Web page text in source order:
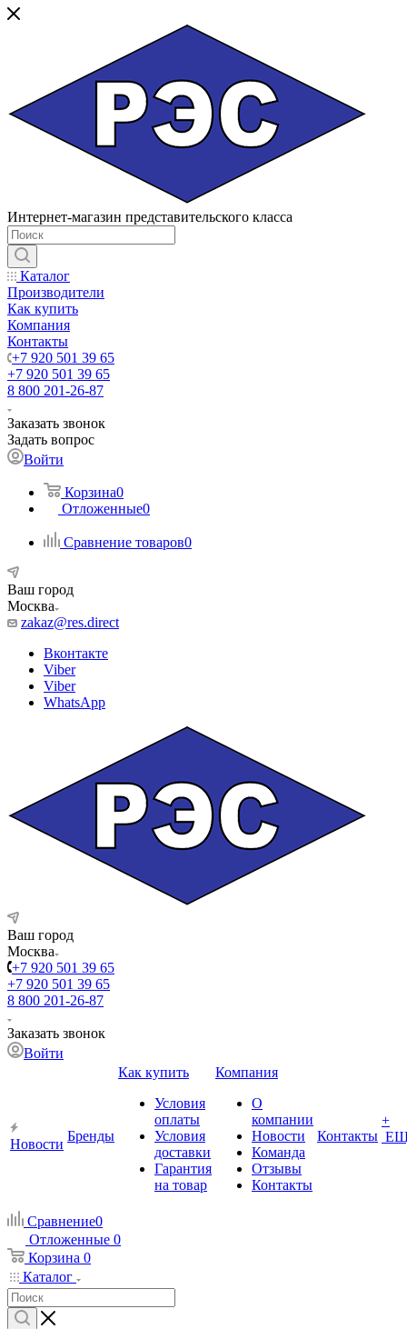
Интернет-магазин представительского класса
Каталог
Производители
Как купить
Компания
Контакты
+7 920 501 39 65
+7 920 501 39 65
8 800 201-26-87
Заказать звонок
Задать вопрос
Войти
Корзина0
Отложенные0
Сравнение товаров0
Ваш город
Москва
zakaz@res.direct
Вконтакте
Viber
Viber
WhatsApp
Ваш город
Москва
+7 920 501 39 65
+7 920 501 39 65
8 800 201-26-87
Заказать звонок
Войти
Новости
Бренды
Как купить
Условия
оплаты
Условия
доставки
Гарантия
на товар
Компания
О
компании
Новости
Команда
Отзывы
Контакты
Контакты
+
Сравнение0
Отложенные 0
Корзина 0
Каталог